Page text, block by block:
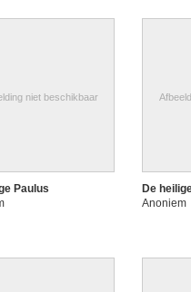
geretoucheerd)
niet beschikbaar
Paulus
De
Anoniem